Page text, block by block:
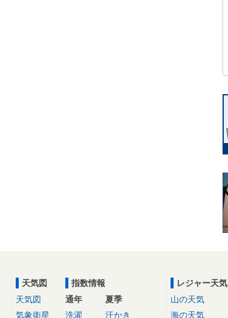
天気図
天気図
気象衛星
指数情報
通年
洗濯
夏季
汗かき
レジャー天気
山の天気
海の天気